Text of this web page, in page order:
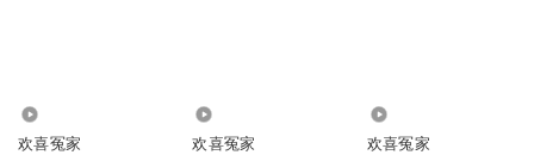
欢喜冤家 欢喜冤家 欢喜冤家